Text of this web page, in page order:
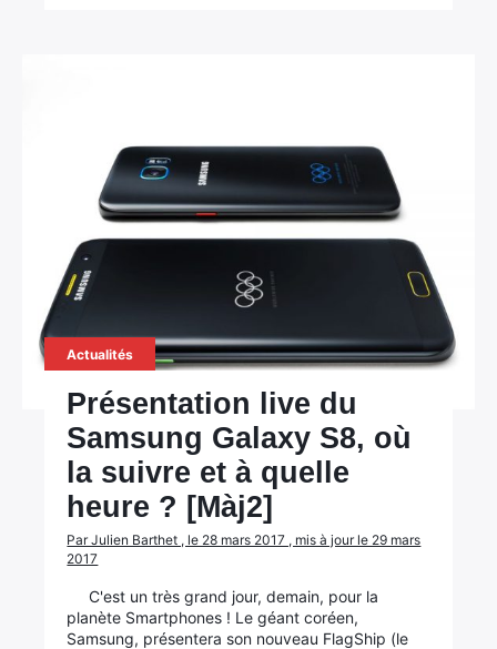
Actualités
Présentation live du
Samsung Galaxy S8, où
la suivre et à quelle
heure ? [Màj2]
Par Julien Barthet , le 28 mars 2017 , mis à jour le 29 mars
2017
C'est un très grand jour, demain, pour la
planète Smartphones ! Le géant coréen,
Samsung, présentera son nouveau FlagShip (le